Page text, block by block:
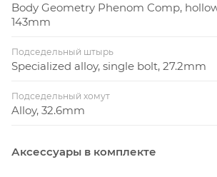
Body Geometry Phenom Comp,
143mm
Подседельный штырь
Specialized alloy, single bolt, 27.2mm
Подседельный хомут
Alloy, 32.6mm
Аксессуары в комплекте